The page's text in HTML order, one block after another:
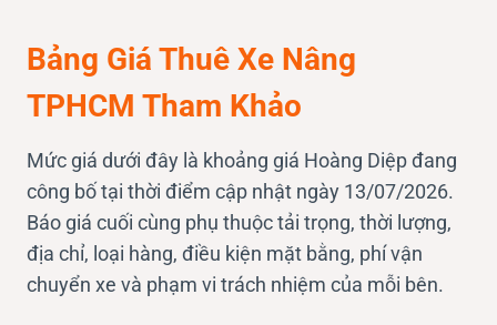
Bảng Giá Thuê Xe Nâng
TPHCM Tham Khảo
Mức giá dưới đây là khoảng giá Hoàng Diệp đang
công bố tại thời điểm cập nhật ngày 13/07/2026.
Báo giá cuối cùng phụ thuộc tải trọng, thời lượng,
địa chỉ, loại hàng, điều kiện mặt bằng, phí vận
chuyển xe và phạm vi trách nhiệm của mỗi bên.